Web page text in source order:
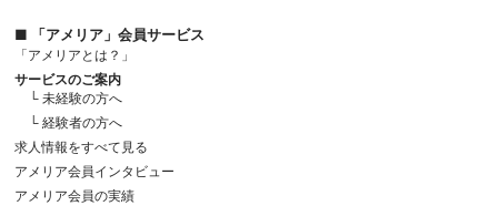
■ 「アメリア」会員サービス
「アメリアとは？」
サービスのご案内
└ 未経験の方へ
└ 経験者の方へ
求人情報をすべて見る
アメリア会員インタビュー
アメリア会員の実績